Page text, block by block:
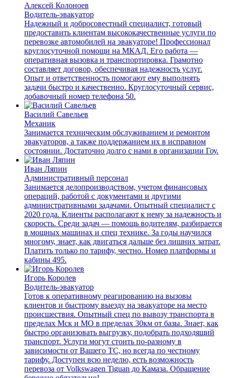
Алексей Колоноев
Водитель-эвакуатор
Надежный и добросовестный специалист, готовый
предоставить клиентам высококачественные услуги по
перевозке автомобилей на эвакуаторе! Профессионал
круглосуточной помощи на МКАД. Его работа —
оперативная вызовка и транспортировка. Грамотно
составляет договор, обеспечивая надежность услуг.
Опыт и ответственность помогают ему выполнять
задачи быстро и качественно. Круглосуточный сервис,
добавочный номер телефона 50.
Василий Савельев
Механик
Занимается техническим обслуживанием и ремонтом
эвакуаторов, а также поддержанием их в исправном
состоянии. Достаточно долго с нами в организации Гоу.
Иван Ляпин
Административный персонал
Занимается делопроизводством, учетом финансовых
операций, работой с документами и другими
административными задачами. Опытный специалист с
2020 года. Клиенты располагают к нему за надежность и
скорость. Среди задач — помощь водителям, разбирается
в мощных машинах и спец технике. За годы научился
многому, знает, как двигаться дальше без лишних затрат.
Платить только по тарифу, честно. Номер платформы и
кабины 495.
Игорь Королев
Водитель-эвакуатор
Готов к оперативному реагированию на вызовы
клиентов и быстрому выезду на эвакуаторе на место
происшествия. Опытный спец по вывозу транспорта в
пределах Мск и МО в пределах 30км от базы. Знает, как
быстро организовать выгрузку, подобрать подходящий
транспорт. Услуги могут стоить по-разному в
зависимости от Вашего ТС, но всегда по честному
тарифу. Доступен всю неделю, есть возможность
перевоза от Volkswagen Tiguan до Камаза. Обращение